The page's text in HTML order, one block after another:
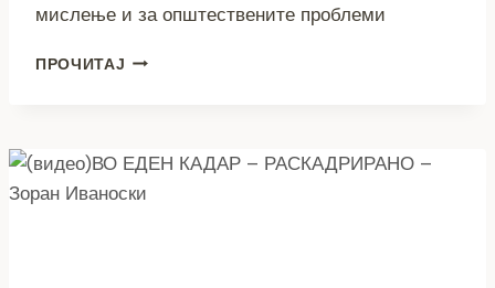
мислење и за општествените проблеми
ПРОЧИТАЈ (ВИДЕО)
РАСКАДРИРАНО:
КРЕШИМИР